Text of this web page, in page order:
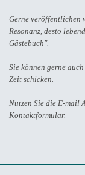
Gerne veröffentlichen
Resonanz, desto
Gästebuch".
Sie können gerne
Zeit schicken.
Nutzen Sie die E-mail
Kontaktformular.